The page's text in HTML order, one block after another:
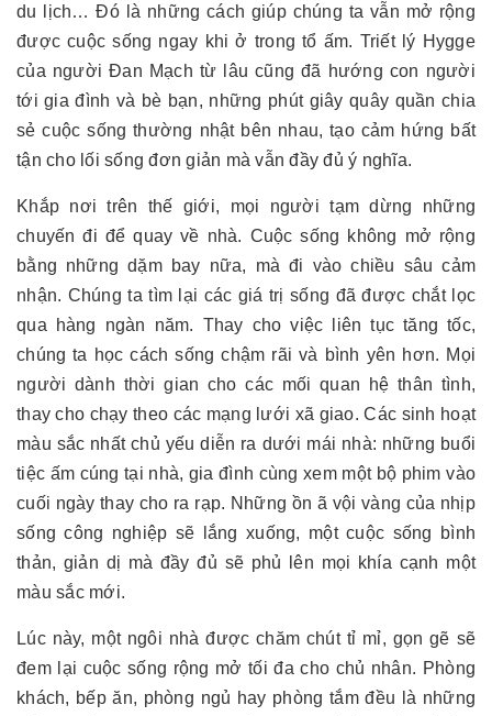
du lịch… Đó là những cách giúp chúng ta vẫn mở rộng
được cuộc sống ngay khi ở trong tổ ấm. Triết lý Hygge
của người Đan Mạch từ lâu cũng đã hướng con người
tới gia đình và bè bạn, những phút giây quây quần chia
sẻ cuộc sống thường nhật bên nhau, tạo cảm hứng bất
tận cho lối sống đơn giản mà vẫn đầy đủ ý nghĩa.
Khắp nơi trên thế giới, mọi người tạm dừng những
chuyến đi để quay về nhà. Cuộc sống không mở rộng
bằng những dặm bay nữa, mà đi vào chiều sâu cảm
nhận. Chúng ta tìm lại các giá trị sống đã được chắt lọc
qua hàng ngàn năm. Thay cho việc liên tục tăng tốc,
chúng ta học cách sống chậm rãi và bình yên hơn. Mọi
người dành thời gian cho các mối quan hệ thân tình,
thay cho chạy theo các mạng lưới xã giao. Các sinh hoạt
màu sắc nhất chủ yếu diễn ra dưới mái nhà: những buổi
tiệc ấm cúng tại nhà, gia đình cùng xem một bộ phim vào
cuối ngày thay cho ra rạp. Những ồn ã vội vàng của nhịp
sống công nghiệp sẽ lắng xuống, một cuộc sống bình
thản, giản dị mà đầy đủ sẽ phủ lên mọi khía cạnh một
màu sắc mới.
Lúc này, một ngôi nhà được chăm chút tỉ mỉ, gọn gẽ sẽ
đem lại cuộc sống rộng mở tối đa cho chủ nhân. Phòng
khách, bếp ăn, phòng ngủ hay phòng tắm đều là những